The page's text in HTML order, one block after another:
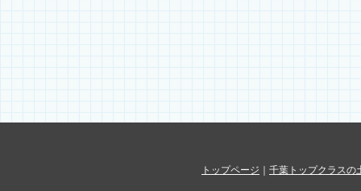
トップページ 千葉トップクラスの